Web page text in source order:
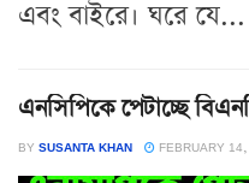
এবং বাইরে। ঘরে যে...
এনসিপিকে পেটাচ্ছে
BY SUSANTA KHAN FEBRUARY